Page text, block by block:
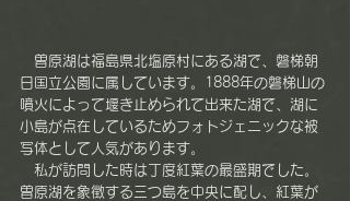
曽原湖は福島県北塩原村にある湖で、磐梯朝
日国立公園に属しています。1888年の磐梯山の
噴火によって堰き止められて出来た湖で、湖に
小島が点在しているためフォトジェニックな被
写体として人気があります。
私が訪問した時は丁度紅葉の最盛期でした。
曽原湖を象徴する三つ島を中央に配し、紅葉が